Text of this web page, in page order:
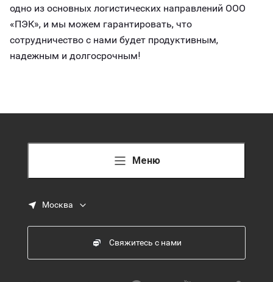
одно из основных логистических направлений ООО
«ПЭК», и мы можем гарантировать, что
сотрудничество с нами будет продуктивным,
надежным и долгосрочным!
Меню
Москва
Свяжитесь с нами